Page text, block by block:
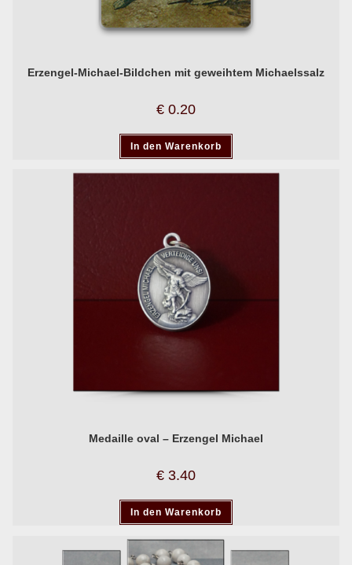
Erzengel-Michael-Bildchen mit geweihtem Michaelssalz
€ 0.20
In den Warenkorb
Medaille oval – Erzengel Michael
€ 3.40
In den Warenkorb